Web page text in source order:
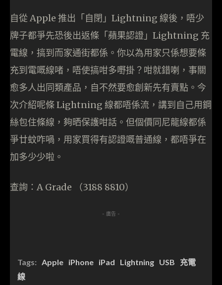
自從 Apple 推出「自閉」Lightning 線後，唔少
牌子都爭先恐後出返條「蘋果認證」Lightning 充
電線，搞到而家通街都係。你以為用家只係想要條
充到電嘅線啫，唔使搞咁多嘢掛？咁就錯喇，事關
愈多人出同類產品，自不然要愈創新先有賣點。今
次介紹呢條 Lightning 線都唔係流，講到自己用鋼
絲包住條線，夠晒保護咁話。但個價同尼龍線都係
爭廿蚊咋喎，用家買得有認證嘅普通線，都唔爭在
加多少少啦。
查詢：A Grade （3188 8810）
- 廣告 -
Tags: Apple iPhone iPad Lightning USB
充電
線